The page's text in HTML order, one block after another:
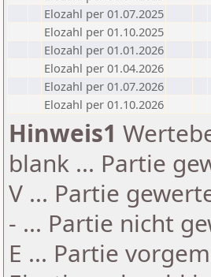
Elozahl per 01.07.2025
Elozahl per 01.10.2025
Elozahl per 01.01.2026
Elozahl per 01.04.2026
Elozahl per 01.07.2026
Elozahl per 01.10.2026
Hinweis1
blank ... Partie
V ... Partie
- ... Partie nicht
E ... Partie